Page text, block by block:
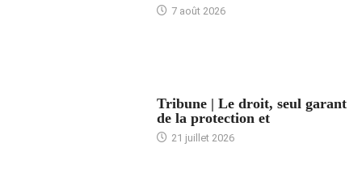
7 août 2026
Tribune | Le droit, seul garant
de la protection et
21 juillet 2026